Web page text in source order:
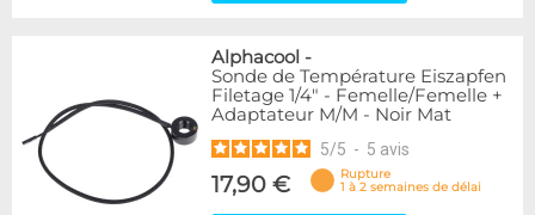
Alphacool -
Sonde de Température Eiszapfen
Filetage 1/4" - Femelle/Femelle +
Adaptateur M/M - Noir Mat
5/5 - 5 avis
17,90 €
Rupture
1 à 2 semaines de délai